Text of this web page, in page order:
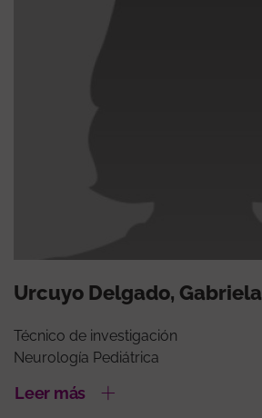
Urcuyo Delgado, Gabriela
Técnico de investigación
Neurología Pediátrica
Leer más